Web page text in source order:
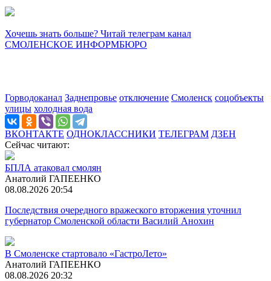
Хочешь знать больше? Читай телеграм канал
СМОЛЕНСКОЕ ИНФОРМБЮРО
Горводоканал Заднепровье отключение Смоленск соцобъекты
улицы холодная вода
ВКОНТАКТЕ ОДНОКЛАССНИКИ ТЕЛЕГРАМ ДЗЕН
Сейчас читают:
БПЛА атаковал смолян
Анатолий ГАПЕЕНКО
08.08.2026 20:54
Последствия очередного вражеского вторжения уточнил
губернатор Смоленской области Василий Анохин
В Смоленске стартовало «ГастроЛето»
Анатолий ГАПЕЕНКО
08.08.2026 20:32